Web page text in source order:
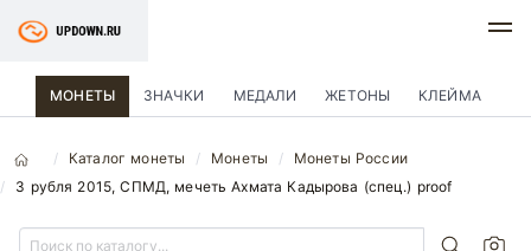
МОНЕТЫ ЗНАЧКИ МЕДАЛИ ЖЕТОНЫ КЛЕЙМА
Каталог монеты Монеты
Монеты России
3 рубля 2015, СПМД, мечеть Ахмата Кадырова (спец.) proof